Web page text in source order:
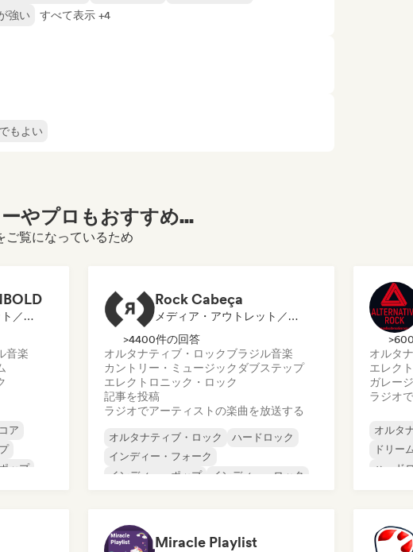
強い
すべて表示 +4
もよい
やプロもおすすめ...
ご覧になっているため
メディア・アウトレット／ジャーナリスト
音楽
ア
ップ
Rock Cabeça
メディア・アウトレット／ジャーナリスト, ラジオ局
>4400件の回答
オルタナティブ・ロックブラジル音楽
カントリー・ミュージック ダブステップ
エレクトロニック・ロック
記事を投稿
ラジオでアーティストの楽曲を放送する
オルタナティブ・ロック
ハードロック
インディー・フォーク
インディー・ポップ
インディー・ロック
オルタ
エレク
ガレー
ラジオ
オルタ
ドリー
ハード
Miracle Playlist